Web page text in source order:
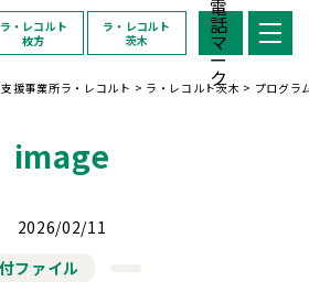
ラ・レコルト
枚方
ラ・レコルト
茨木
援事業所ラ・レコルト > ラ・レコルト茨木 > プログラ
image
2026/02/11
ファイル